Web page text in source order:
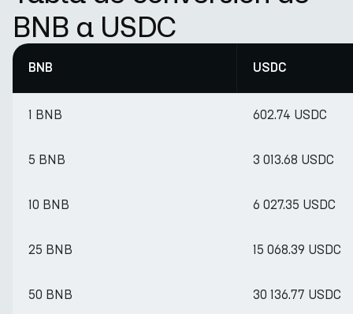
BNB a USDC
BNB USDC
1 BNB 602.74 USDC
5 BNB 3 013.68 USDC
10 BNB 6 027.35 USDC
25 BNB 15 068.39 USDC
50 BNB 30 136.77 USDC